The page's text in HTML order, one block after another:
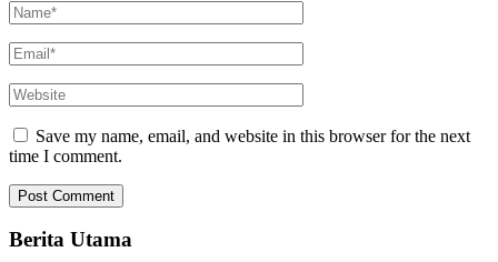
Save my name, email, and website in this browser for the next
time I comment.
Berita Utama